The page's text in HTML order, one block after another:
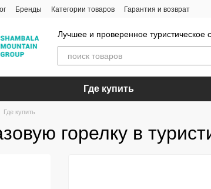
Бренды Категории товаров Гарантия и возврат
Лучшее и проверенное
Где купить
Где купить
горелку в